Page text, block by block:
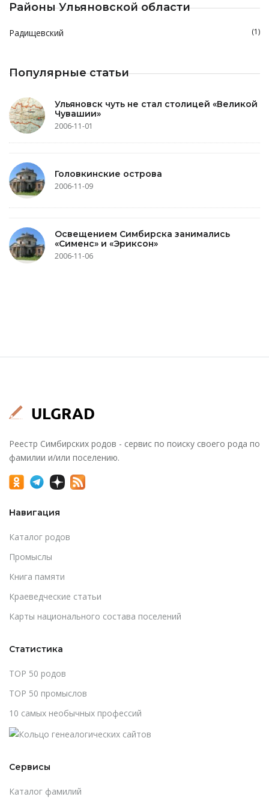
Районы Ульяновской области
Радищевский (1)
Популярные статьи
Ульяновск чуть не стал столицей «Великой
Чувашии»
2006-11-01
Головкинские острова
2006-11-09
Освещением Симбирска занимались
«Сименс» и «Эриксон»
2006-11-06
Реестр Симбирских родов - сервис по поиску своего рода по
фамилии и/или поселению.
Навигация
Каталог родов
Промыслы
Книга памяти
Краеведческие статьи
Карты национального состава поселений
Статистика
TOP 50 родов
TOP 50 промыслов
10 самых необычных профессий
Сервисы
Каталог фамилий